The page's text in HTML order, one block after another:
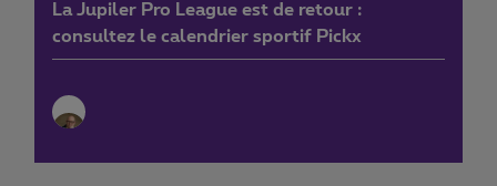
La Jupiler Pro League est de retour :
consultez le calendrier sportif Pickx